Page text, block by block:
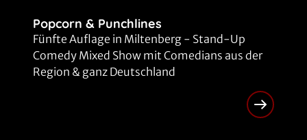
Popcorn & Punchlines
Fünfte Auflage in Miltenberg - Stand-Up
Comedy Mixed Show mit Comedians aus der
Region & ganz Deutschland